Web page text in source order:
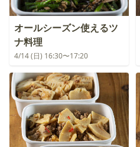
オールシーズン使えるツ
ナ料理
4/14 (日) 16:30〜17:20